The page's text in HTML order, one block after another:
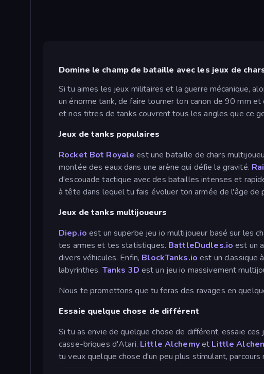
Domine le champ de bataille avec les jeux de
Si tu aimes les jeux militaires et la guerre mécanique,
un énorme tank, de faire tourner ton canon de 90 mm
et nos titres de tanks couvrent tous les angles que ce
Jeux de tanks populaires
Rocket Bot Royale est une bataille de chars
montée des eaux dans une arène qui défie la gravité.
d'escouade tactique avec des batailles intenses et
à tête dans lequel tu fais évoluer ton armée de l'âge de
Jeux de tanks multijoueurs
Diep.io est un superbe jeu io multijoueur basé sur les
tes armes et tes statistiques. BattleDudles.io est un
divers véhicules. Enfin, BlockTanks.io est un classique
labyrinthes. Tanks 3D est un jeu io massivement
Nous te promettons que tu feras des ravages en
Essaie quelque chose de différent
Si tu as envie de quelque chose de différent, essaie
casse-briques d'Atari. Little Alchemyet Little
tu veux quelque chose d'un peu plus stimulant,